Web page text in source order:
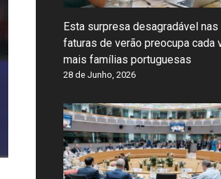
Esta surpresa desagradável nas
faturas de verão preocupa cada
mais famílias portuguesas
28 de Junho, 2026